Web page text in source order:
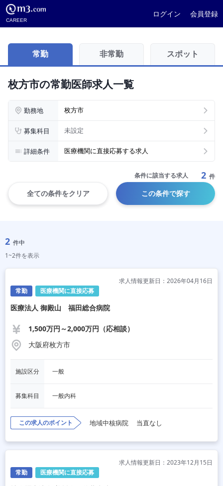
CAREER
ログイン 会員登録
常勤 非常勤 スポット
枚方市の常勤医師求人一覧
勤務地 枚方市
募集科目 未設定
詳細条件 医療機関に直接応募する求人
条件に該当する求人 2 件
全ての条件をクリア この条件で探す
2 件中
1~2件を表示
常勤 医療機関に直接応募
求人情報更新日：2026年04月16日
医療法人 御殿山 福田総合病院
1,500万円～2,000万円（応相談）
大阪府枚方市
施設区分 一般
募集科目 一般内科
この求人のポイント 地域中核病院 当直なし
常勤 医療機関に直接応募
求人情報更新日：2023年12月15日